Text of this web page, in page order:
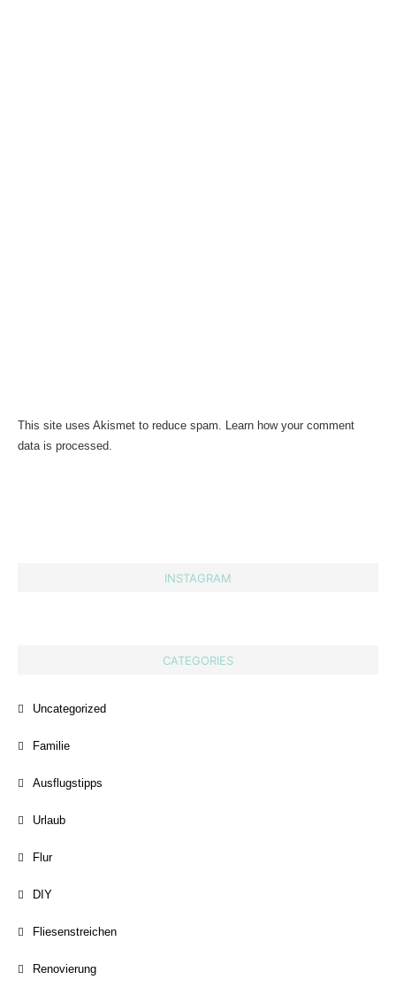
This site uses Akismet to reduce spam. Learn how your comment
data is processed.
INSTAGRAM
CATEGORIES
Uncategorized
Familie
Ausflugstipps
Urlaub
Flur
DIY
Fliesenstreichen
Renovierung